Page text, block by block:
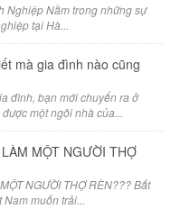
Nghiệp Nằm trong những sự
tại Hà...
mà gia đình nào cũng
đình, bạn mới chuyển ra ở
một ngôi nhà của...
MỘT NGƯỜI THỢ
NGƯỜI THỢ RÈN??? Bất
muốn trải...